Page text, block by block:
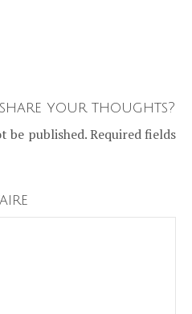
your thoughts?
be published. Required fields